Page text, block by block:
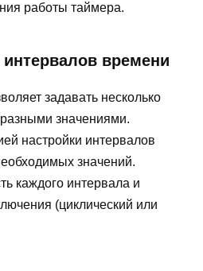
работы таймера.
времени
задавать несколько
значениями.
настройки интервалов
значений.
каждого интервала и
(циклический или